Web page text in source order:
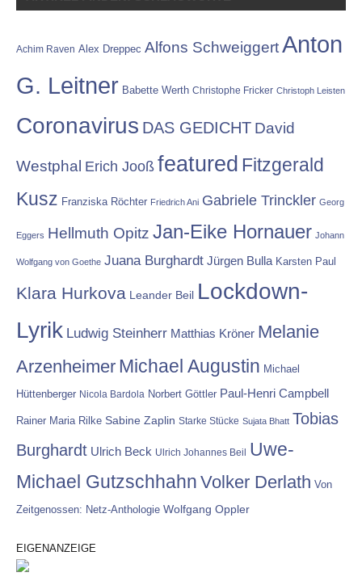
Achim Raven Alex Dreppec Alfons SchweiggertAnton
G. Leitner Babette Werth Christophe Fricker Christoph Leisten
Coronavirus DAS GEDICHT David
Westphal Erich Jooß featured Fitzgerald
Kusz Franziska Röchter Friedrich Ani Gabriele Trinckler Georg
Eggers Hellmuth Opitz Jan-Eike Hornauer Johann
Wolfgang von Goethe Juana Burghardt Jürgen Bulla Karsten Paul
Klara Hurkova Leander Beil Lockdown-
Lyrik Ludwig Steinherr Matthias Kröner Melanie
Arzenheimer Michael Augustin Michael
Hüttenberger Nicola Bardola Norbert Göttler Paul-Henri Campbell
Rainer Maria Rilke Sabine Zaplin Starke Stücke Sujata Bhatt Tobias
Burghardt Ulrich Beck Ulrich Johannes Beil Uwe-
Michael Gutzschhahn Volker Derlath Von
Zeitgenossen: Netz-Anthologie Wolfgang Oppler
EIGENANZEIGE